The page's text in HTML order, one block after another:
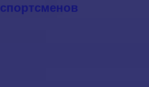
спортсменов